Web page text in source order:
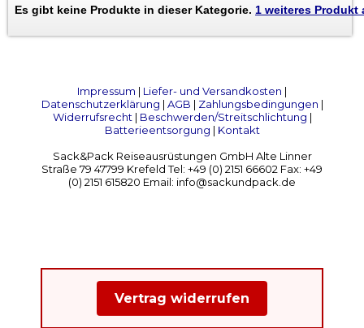
Es gibt keine Produkte in dieser Kategorie. 1 weiteres
Impressum | Liefer- und Versandkosten |
Datenschutzerklärung | AGB | Zahlungsbedingungen |
Widerrufsrecht | Beschwerden/Streitschlichtung |
Batterieentsorgung | Kontakt
Sack&Pack Reiseausrüstungen GmbH Alte Linner
Straße 79 47799 Krefeld Tel: +49 (0) 2151 66602 Fax: +49
(0) 2151 615820 Email: info@sackundpack.de
Vertrag widerrufen